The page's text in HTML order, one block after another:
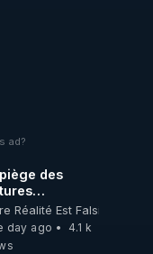
ad?
des
se
sur les
!
Réalité Est Falsifiée Et
day ago
4.1 k